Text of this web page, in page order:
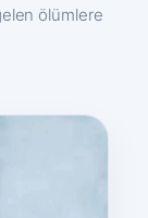
ölümlere